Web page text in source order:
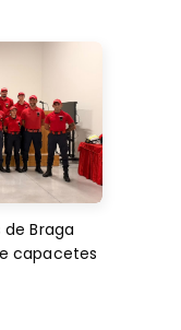
Braga
capacetes